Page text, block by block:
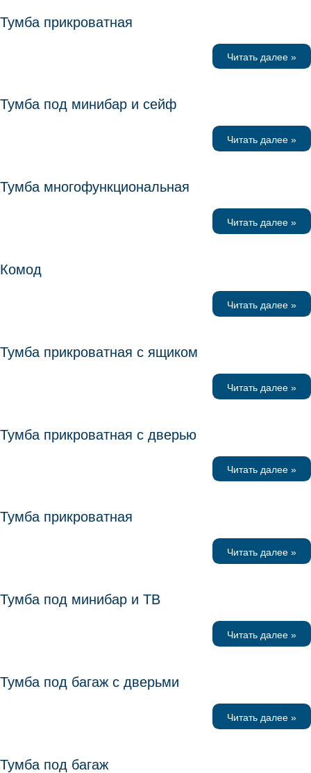
Тумба прикроватная
Читать далее »
Тумба под минибар и сейф
Читать далее »
Тумба многофункциональная
Читать далее »
Комод
Читать далее »
Тумба прикроватная с ящиком
Читать далее »
Тумба прикроватная с дверью
Читать далее »
Тумба прикроватная
Читать далее »
Тумба под минибар и ТВ
Читать далее »
Тумба под багаж с дверьми
Читать далее »
Тумба под багаж